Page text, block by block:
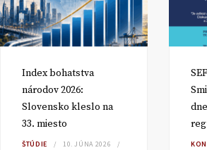
Index bohatstva
národov 2026:
Slovensko kleslo na
33. miesto
ŠTÚDIE
10. JÚNA 2026